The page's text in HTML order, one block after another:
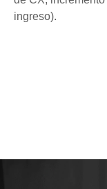
ingreso).